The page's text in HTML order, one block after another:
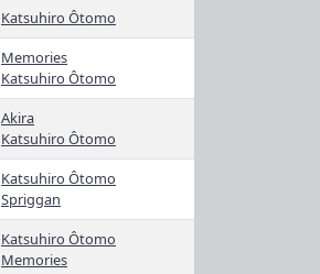
Katsuhiro Ôtomo
Memories
Katsuhiro Ôtomo
Akira
Katsuhiro Ôtomo
Katsuhiro Ôtomo
Spriggan
Katsuhiro Ôtomo
Memories